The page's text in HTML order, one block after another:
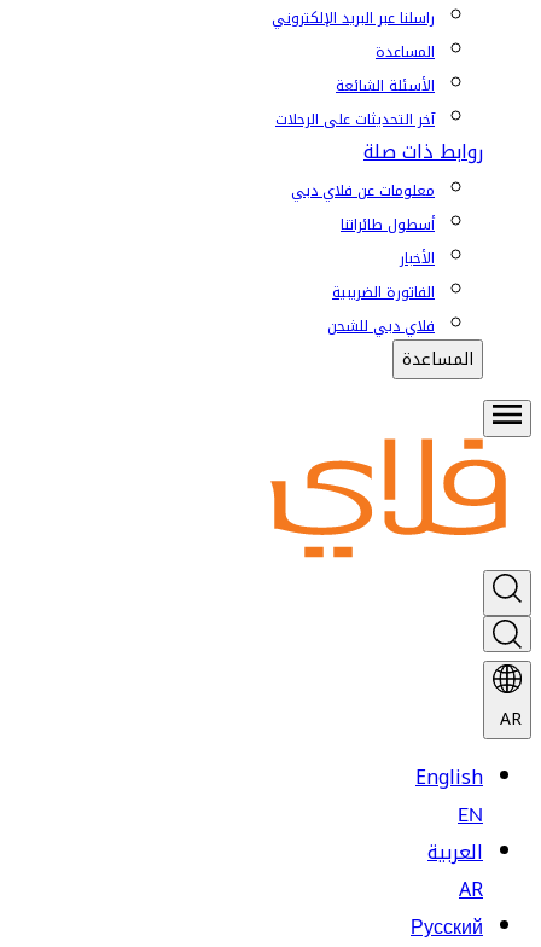
راسلنا عبر البريد الإلكتروني
المساعدة
الأسئلة الشائعة
آخر التحديثات على الرحلات
روابط ذات صلة
معلومات عن فلاي دبي
أسطول طائراتنا
الأخبار
الفاتورة الضريبية
فلاي دبي للشحن
المساعدة
AR
English
EN
العربية
AR
Русский